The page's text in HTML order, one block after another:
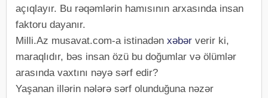
açıqlayır. Bu rəqəmlərin hamısının arxasında insan
faktoru dayanır.
Milli.Az musavat.com-a istinadən xəbər verir ki,
maraqlıdır, bəs insan özü bu doğumlar və ölümlər
arasında vaxtını nəyə sərf edir?
Yaşanan illərin nələrə sərf olunduğuna nəzər